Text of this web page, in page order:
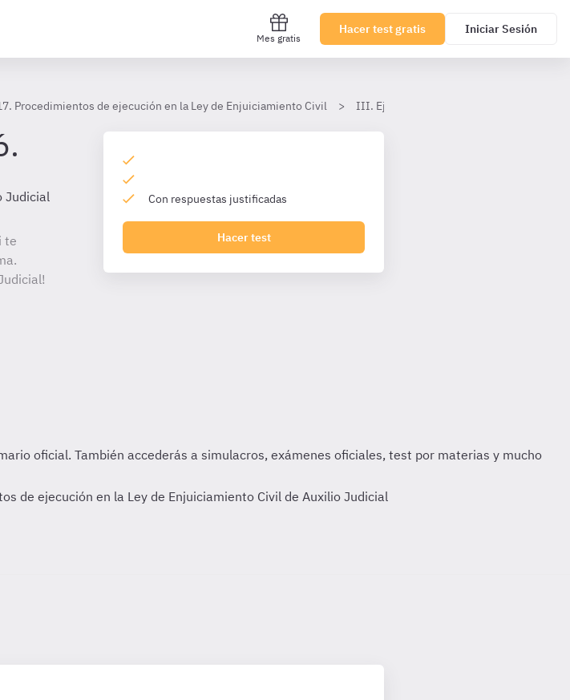
Mes gratis
Hacer test gratis Iniciar Sesión
Procedimientos de ejecución en la Ley de Enjuiciamiento Civil III. Ejecución dineraria
Judicial
te
Con respuestas justificadas
Hacer test
de ejecución en la Ley de Enjuiciamiento Civil de Auxilio Judicial